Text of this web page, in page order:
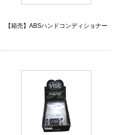
【箱売】ABSハンドコンディショナー